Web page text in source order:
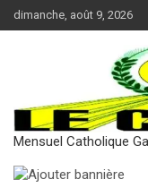
Aller
au
dimanche, août 9, 2026
Mensuel Catholique